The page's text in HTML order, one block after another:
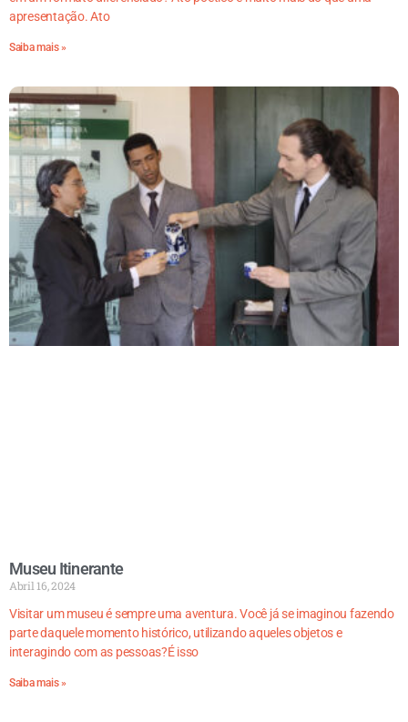
apresentação. Ato
Saiba mais »
Museu Itinerante
Abril 16, 2024
Visitar um museu é sempre uma aventura. Você já se imaginou fazendo
parte daquele momento histórico, utilizando aqueles objetos e
interagindo com as pessoas?É isso
Saiba mais »